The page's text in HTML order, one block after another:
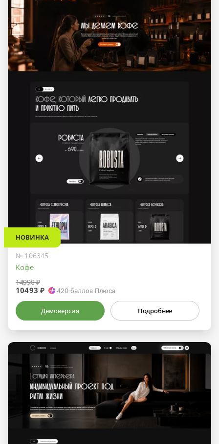
НОВИНКА
№ 106345
Кофе
14990 ₽
10493 ₽ 420 баллов Плюса
Демоверсия Подробнее